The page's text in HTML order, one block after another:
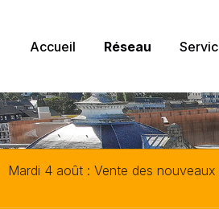
Accueil Réseau
Mardi 4 août : Vente des